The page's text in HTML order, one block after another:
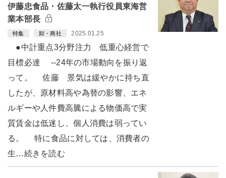
伊藤忠食品・佐藤太一執行役員東海営
業本部長
特集 卸・商社 2025.01.25
●中計重点3分野注力 低重心経営で
目標必達 --24年の市場動向を振り返
って。 佐藤 景気は緩やかに持ち直
したが、原材料高や為替の影響、エネ
ルギーや人件費高騰による物価高で実
質賃金は低迷し、個人消費は弱ってい
る。 特に食品に対しては、消費者の
生…続きを読む